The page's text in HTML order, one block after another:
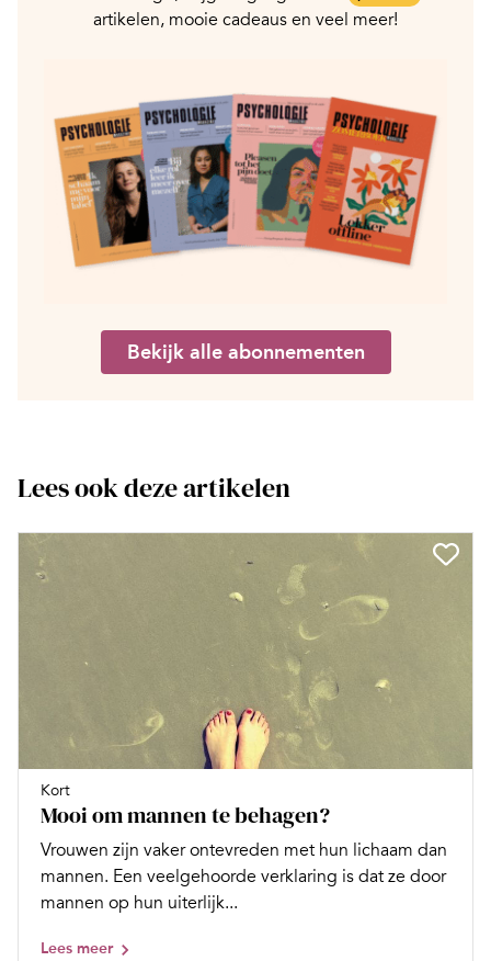
artikelen, mooie cadeaus en veel meer!
Bekijk alle abonnementen
Lees ook deze artikelen
Kort
Mooi om mannen te behagen?
Vrouwen zijn vaker ontevreden met hun lichaam dan
mannen. Een veelgehoorde verklaring is dat ze door
mannen op hun uiterlijk...
Lees meer